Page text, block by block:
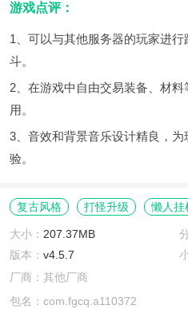
游戏点评：
1、可以与其他服务器的玩家进
斗。
2、在游戏中自由交易装备、材
用。
3、音效和背景音乐设计精良，
验。
复古风格 打怪升级 懒人挂
大小： 207.37MB
版本： v4.5.7
厂商：其他厂商
包名：com.fgcq.a110372